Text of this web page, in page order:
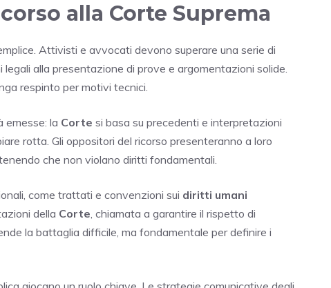
alla Corte Suprema
Attivisti e avvocati devono superare una serie di
alla presentazione di prove e argomentazioni solide.
respinto per motivi tecnici.
emesse: la Corte si basa su precedenti e interpretazioni
rotta. Gli oppositori del ricorso presenteranno a loro
che non violano diritti fondamentali.
come trattati e convenzioni sui diritti umani
della Corte, chiamata a garantire il rispetto di
la battaglia difficile, ma fondamentale per definire i